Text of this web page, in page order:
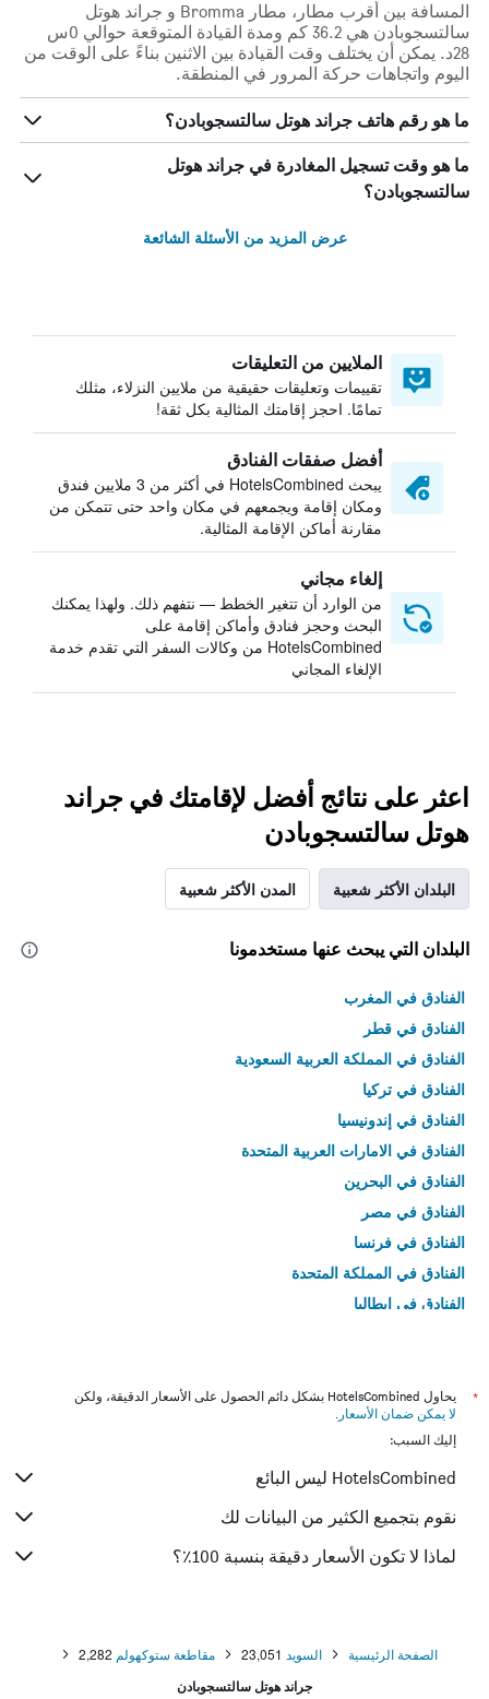
المسافة بين أقرب مطار، مطار Bromma و جراند هوتل
سالتسجوبادن هي 36.2 كم ومدة القيادة المتوقعة حوالي 0س
28د. يمكن أن يختلف وقت القيادة بين الاثنين بناءً على الوقت من
اليوم واتجاهات حركة المرور في المنطقة.
ما هو رقم هاتف جراند هوتل سالتسجوبادن؟
ما هو وقت تسجيل المغادرة في جراند هوتل
سالتسجوبادن؟
عرض المزيد من الأسئلة الشائعة
الملايين من التعليقات
تقييمات وتعليقات حقيقية من ملايين النزلاء، مثلك
تمامًا. احجز إقامتك المثالية بكل ثقة!
أفضل صفقات الفنادق
يبحث HotelsCombined في أكثر من 3 ملايين فندق
ومكان إقامة ويجمعهم في مكان واحد حتى تتمكن من
مقارنة أماكن الإقامة المثالية.
إلغاء مجاني
من الوارد أن تتغير الخطط — نتفهم ذلك. ولهذا يمكنك
البحث وحجز فنادق وأماكن إقامة على
HotelsCombined من وكالات السفر التي تقدم خدمة
الإلغاء المجاني
اعثر على نتائج أفضل لإقامتك في جراند
هوتل سالتسجوبادن
البلدان الأكثر شعبية المدن الأكثر شعبية
البلدان التي يبحث عنها مستخدمونا
الفنادق في المغرب
الفنادق في قطر
الفنادق في المملكة العربية السعودية
الفنادق في تركيا
الفنادق في إندونيسيا
الفنادق في الامارات العربية المتحدة
الفنادق في البحرين
الفنادق في مصر
الفنادق في فرنسا
الفنادق في المملكة المتحدة
الفنادق في إيطاليا
*
يحاول HotelsCombined بشكل دائم الحصول على الأسعار الدقيقة، ولكن
لا يمكن ضمان الأسعار .
إليك السبب:
HotelsCombined ليس البائع
نقوم بتجميع الكثير من البيانات لك
لماذا لا تكون الأسعار دقيقة بنسبة 100٪؟
الصفحة الرئيسية السويد 23,051 مقاطعة ستوكهولم 2,282
جراند هوتل سالتسجوبادن